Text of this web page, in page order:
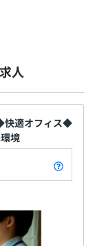
盤構築
大手企業グル
ス環境を提供
、開発現場に
、PL/SQL、
口より徒歩1
徒歩1分未満
画年休5日分
を問わない学
の内容
活かしき
げます。
人
快適オフィス◆
境